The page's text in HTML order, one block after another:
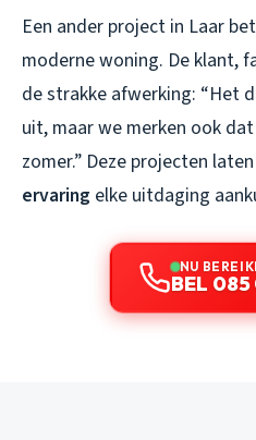
Een ander project in Laar
moderne woning. De klant,
de strakke afwerking: “Het
uit, maar we merken ook
zomer.” Deze projecten
ervaring elke uitdaging
NU
BEL